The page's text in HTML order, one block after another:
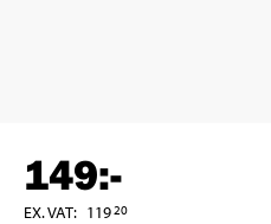
149:-
EX. VAT: 11920